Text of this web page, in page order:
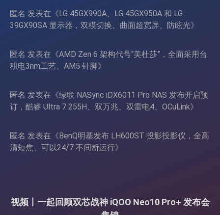
匿名 发表在《LG 45GX990A、LG 45GX950A 和 LG
39GX90SA 显示器，双模切换、曲面超宽屏、防眩光》
匿名 发表在《AMD Zen 6 架构代号“美杜莎”，全面采用台
积电3nm工艺、AM5 针脚》
匿名 发表在《绿联 NASync iDX6011 Pro NAS 发布开启预
订，酷睿 Ultra 7 255H、双万兆、双雷电4、OCuLink》
匿名 发表在《BenQ明基发布 LH600ST 投影投影仪，全高
清短焦、可以24/7 不间断运行》
视频丨一起回顾双芯战神 iQOO Neo10 Pro+ 发布会